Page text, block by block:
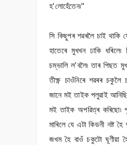
হ'লোহেঁতেন৷"
সি কিছুপৰ শৱৰলৈ চাই থাকি
হাতেৰে মুখখন ঢাকি
চম্ভালি ল'বলৈ৷ তাৰ পিছত
তীক্ষ্ণ চাওঁনিৰে শৱৰৰ
জানে মই তাইক পলুৱাই
মই তাইক অপৱিত্ৰ কৰিছো৷
মাৰিলে যে এটা কিডনী নষ্ট
জখম হৈ বাওঁ চকুটো ঘূণীয়া